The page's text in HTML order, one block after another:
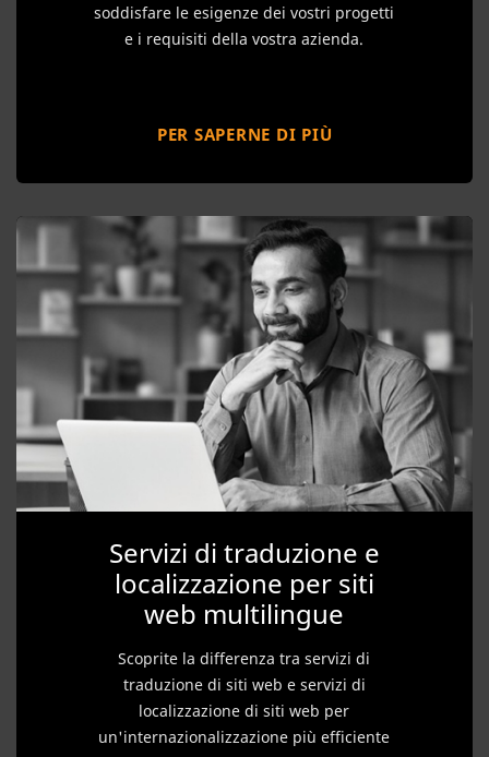
soddisfare le esigenze dei vostri progetti
e i requisiti della vostra azienda.
PER SAPERNE DI PIÙ
Servizi di traduzione e
localizzazione per siti
web multilingue
Scoprite la differenza tra servizi di
traduzione di siti web e servizi di
localizzazione di siti web per
un'internazionalizzazione più efficiente